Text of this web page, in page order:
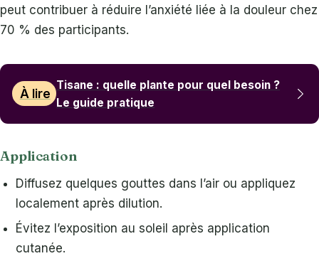
peut contribuer à réduire l’anxiété liée à la douleur chez
70 % des participants.
À lire
Tisane : quelle plante pour quel besoin ?
Le guide pratique
Application
Diffusez quelques gouttes dans l’air ou appliquez
localement après dilution.
Évitez l’exposition au soleil après application
cutanée.